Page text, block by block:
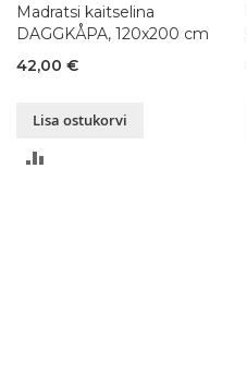
Madratsi kaitselina
DAGGKÅPA, 120x200 cm
42,00 €
Lisa ostukorvi